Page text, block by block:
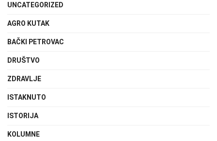
UNCATEGORIZED
AGRO KUTAK
BAČKI PETROVAC
DRUŠTVO
ZDRAVLJE
ISTAKNUTO
ISTORIJA
KOLUMNE